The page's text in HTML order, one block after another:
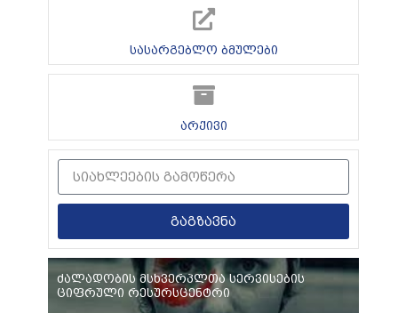
სასარგებლო ბმულები
არქივი
გაგზავნა
ძალადობის მსხვერპლთა სერვისების
ციფრული რესურსცენტრი